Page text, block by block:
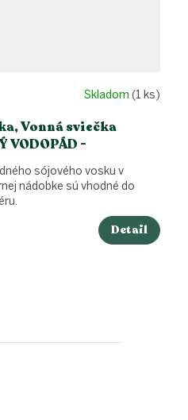
Vonná sviečka
VODOPÁD -
niaouli, borovica,
Skladom (1 ks)
Detail
sójového vosku v
nádobke sú vhodné do